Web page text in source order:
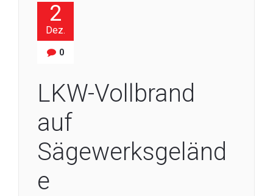
2
Dez.
0
LKW-Vollbrand
auf
Sägewerksgeländ
e